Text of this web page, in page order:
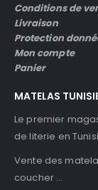
Conditions de
Livraison
Protection
Mon compte
Panier
MATELAS
Le premier
de literie en
Vente des
coucher …